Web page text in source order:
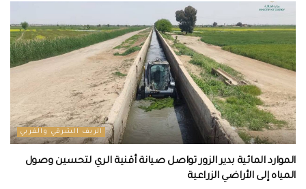
الريف الشرقي والغربي
الموارد المائية بدير الزور تواصل صيانة أقنية الري لتحسين وصول
المياه إلى الأراضي الزراعية